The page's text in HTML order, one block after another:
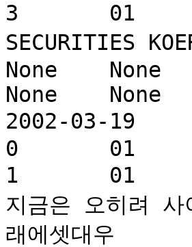
3	01	삼성전자 05930 buy	YUANTA
SECURITIES KOERA
None	None	None	None	None	None
None	None	None
2002-03-19	KRX:005930	삼성전자	287	0
0	01				860085	0
1	01	삼성전자(A0593/적극매수/333,000원) :
지금은 오히려 사야 할 때	MIRAE
래에셋대우		정창원		None